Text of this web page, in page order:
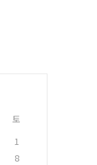
토
1
8